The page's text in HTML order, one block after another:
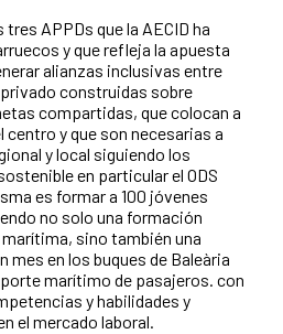
APPDs que la AECID ha
y que refleja la apuesta
alianzas inclusivas entre
construidas sobre
compartidas, que colocan a
centro y que son necesarias a
y local siguiendo los
en particular el ODS
es formar a 100 jóvenes
no solo una formación
sino también una
mes en los buques de Baleària
marítimo de pasajeros. con
y habilidades y
el mercado laboral.